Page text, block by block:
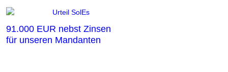
91.000 EUR nebst Zinsen
für unseren Mandanten